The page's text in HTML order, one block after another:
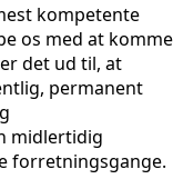
kompetente
os med at komme
det ud til, at
permanent
midlertidig
forretningsgange.